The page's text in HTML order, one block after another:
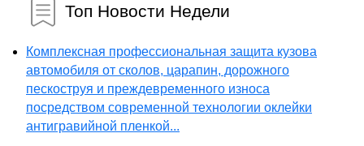
Топ Новости Недели
Комплексная профессиональная защита кузова
автомобиля от сколов, царапин, дорожного
пескоструя и преждевременного износа
посредством современной технологии оклейки
антигравийной пленкой...